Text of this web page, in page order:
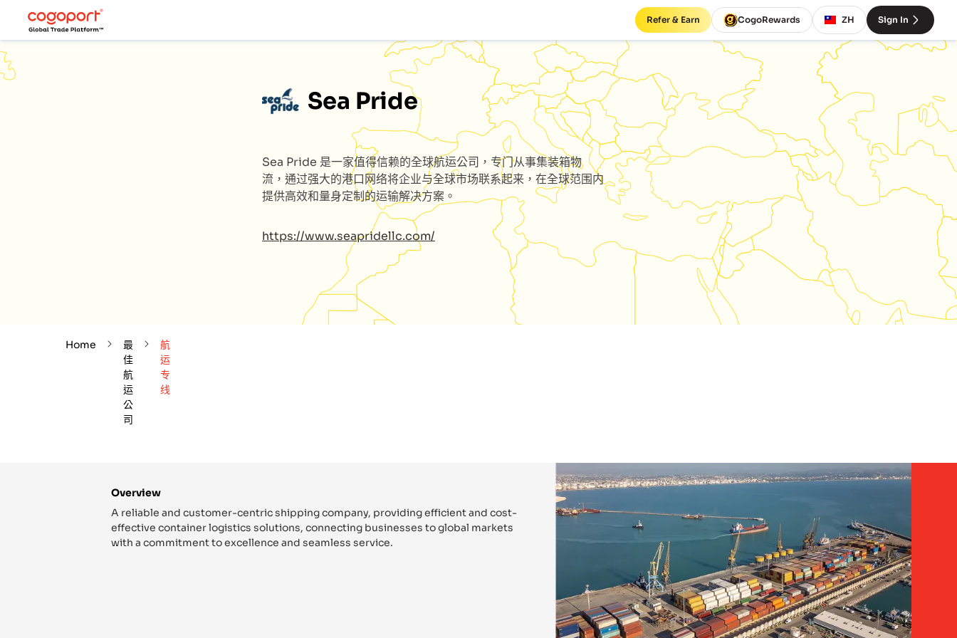
Refer & Earn CogoRewards ZH Sign In
Sea Pride
Sea Pride 是一家值得信赖的全球航运公司，专门从事集装箱物
流，通过强大的港口网络将企业与全球市场联系起来，在全球范围内
提供高效和量身定制的运输解决方案。
https://www.seapridellc.com/
Home
最
佳
航
运
公
司
航
运
专
线
Overview
A reliable and customer-centric shipping company, providing efficient and cost-
effective container logistics solutions, connecting businesses to global markets
with a commitment to excellence and seamless service.